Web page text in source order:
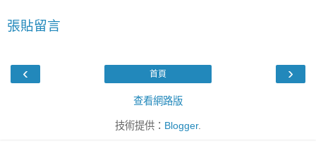
張貼留言
‹ ›
首頁
查看網路版
技術提供： Blogger.